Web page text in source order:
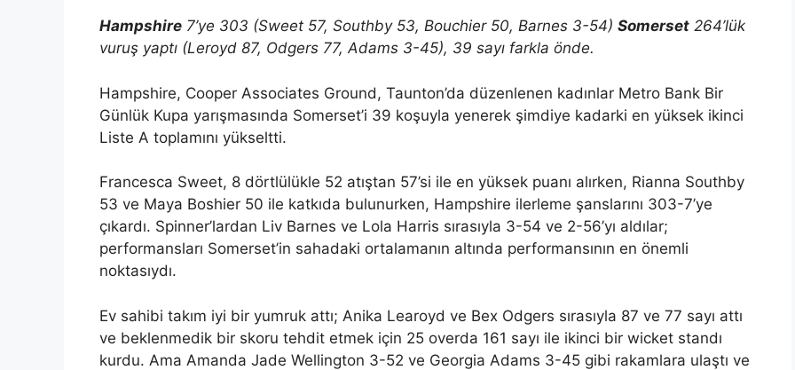
Hampshire 7’ye 303 (Sweet 57, Southby 53, Bouchier 50, Barnes 3-54) Somerset 264’lük
vuruş yaptı (Leroyd 87, Odgers 77, Adams 3-45), 39 sayı farkla önde.
Hampshire, Cooper Associates Ground, Taunton’da düzenlenen kadınlar Metro Bank Bir
Günlük Kupa yarışmasında Somerset’i 39 koşuyla yenerek şimdiye kadarki en yüksek ikinci
Liste A toplamını yükseltti.
Francesca Sweet, 8 dörtlülükle 52 atıştan 57’si ile en yüksek puanı alırken, Rianna Southby
53 ve Maya Boshier 50 ile katkıda bulunurken, Hampshire ilerleme şanslarını 303-7’ye
çıkardı. Spinner’lardan Liv Barnes ve Lola Harris sırasıyla 3-54 ve 2-56’yı aldılar;
performansları Somerset’in sahadaki ortalamanın altında performansının en önemli
noktasıydı.
Ev sahibi takım iyi bir yumruk attı; Anika Learoyd ve Bex Odgers sırasıyla 87 ve 77 sayı attı
ve beklenmedik bir skoru tehdit etmek için 25 overda 161 sayı ile ikinci bir wicket standı
kurdu. Ama Amanda Jade Wellington 3-52 ve Georgia Adams 3-45 gibi rakamlara ulaştı ve